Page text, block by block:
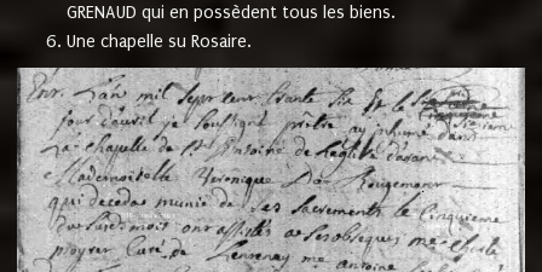
GRENAUD qui en possèdent tous les biens.
Une chapelle su Rosaire.